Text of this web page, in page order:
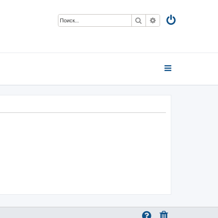
Поиск Расширенный